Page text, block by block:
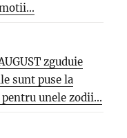
zguduie
sunt puse la
pentru unele zodii...